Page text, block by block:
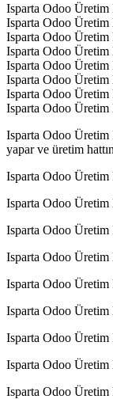
Isparta Odoo
Isparta Odoo Üretim
Isparta Odoo
Isparta Odoo Üretim
Isparta Odoo
Isparta Odoo
Isparta Odoo
Isparta Odoo Üretim
Isparta Odoo Üretim
yapar ve üretim
Isparta Odoo
Isparta Odoo
Isparta Odoo Üretim
Isparta Odoo
Isparta Odoo
Isparta Odoo
Isparta Odoo Üretim
Isparta Odoo
Isparta Odoo